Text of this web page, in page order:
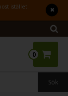
istället.
0